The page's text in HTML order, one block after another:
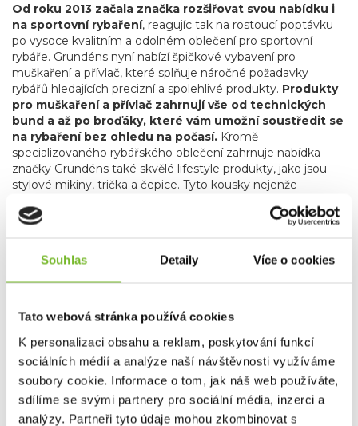
Souhlas Detaily Více o cookies
Tato webová stránka používá cookies
K personalizaci obsahu a reklam, poskytování funkcí
sociálních médií a analýze naší návštěvnosti využíváme
soubory cookie. Informace o tom, jak náš web používáte,
sdílíme se svými partnery pro sociální média, inzerci a
analýzy. Partneři tyto údaje mohou zkombinovat s
Od roku 2013 začala značka rozšiřovat svou nabídku i
na sportovní rybaření, reagujíc tak na rostoucí poptávku
po vysoce kvalitním a odolném oblečení pro sportovní
rybáře. Grundéns nyní nabízí špičkové vybavení pro
muškaření a přívlač, které splňuje náročné požadavky
rybářů hledajících precizní a spolehlivé produkty. Produkty
pro muškaření a přívlač zahrnují vše od technických
bund a až po broďáky, které vám umožní soustředit se
na rybaření bez ohledu na počasí. Kromě
specializovaného rybářského oblečení zahrnuje nabídka
značky Grundéns také skvělé lifestyle produkty, jako jsou
stylové mikiny, trička a čepice. Tyto kousky nejenže
a outdoorovým nadšencům nosit oblečení, které reflektuje
Grundéns díky svému závazku k inovacím, použitým
ve městě, Grundéns nabízí produkty, které vás udrží v
suchu, teple a stylu. Přidejte se k tisícům spokojených
zákazníků a objevte, proč je Grundéns synonymem pro
nejlepší rybářské oblečení na trhu.
Společnost MORIS design s.r.o., provozovateleshopu